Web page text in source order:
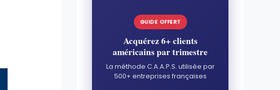
GUIDE OFFERT
Acquérez 6+ clients
américains par trimestre
La méthode C.A.A.P.S. utilisée par
500+ entreprises françaises